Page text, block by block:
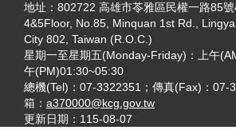
地址：802722 高雄市苓雅區民權一路85
4&5Floor, No.85, Minquan 1st Rd.,
City 802, Taiwan (R.O.C.)
星期一至星期五(Monday-Friday)：上午
午(PM)01:30~05:30
總機(Tel)：07-3322351；傳真(Fax)：07-
箱： a370000@kcg.gov.tw
更新日期： 115-08-07